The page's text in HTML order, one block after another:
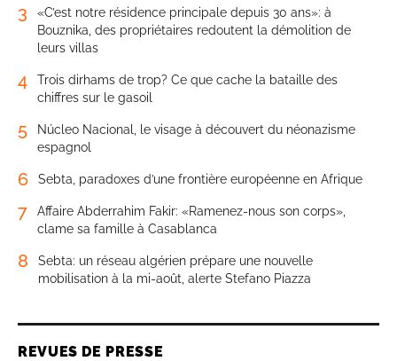
3
«C’est notre résidence principale depuis 30 ans»: à
Bouznika, des propriétaires redoutent la démolition de
leurs villas
4
Trois dirhams de trop? Ce que cache la bataille des
chiffres sur le gasoil
5
Núcleo Nacional, le visage à découvert du néonazisme
espagnol
6 Sebta, paradoxes d’une frontière européenne en Afrique
7
Affaire Abderrahim Fakir: «Ramenez-nous son corps»,
clame sa famille à Casablanca
8
Sebta: un réseau algérien prépare une nouvelle
mobilisation à la mi-août, alerte Stefano Piazza
REVUES DE PRESSE